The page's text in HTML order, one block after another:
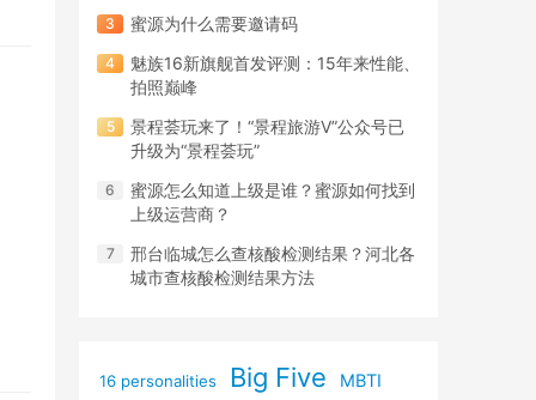
蜜源为什么需要邀请码
魅族16新旗舰首发评测：15年来性能、
拍照巅峰
景程荟玩来了！“景程旅游V”公众号已
升级为“景程荟玩”
蜜源怎么知道上级是谁？蜜源如何找到
上级运营商？
邢台临城怎么查核酸检测结果？河北各
城市查核酸检测结果方法
16 personalities Big Five MBTI